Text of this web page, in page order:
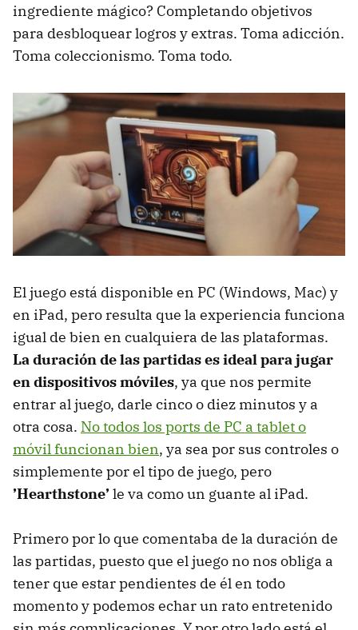
ingrediente mágico? Completando objetivos
para desbloquear logros y extras. Toma adicción.
Toma coleccionismo. Toma todo.
El juego está disponible en PC (Windows, Mac) y
en iPad, pero resulta que la experiencia funciona
igual de bien en cualquiera de las plataformas.
La duración de las partidas es ideal para jugar
en dispositivos móviles, ya que nos permite
entrar al juego, darle cinco o diez minutos y a
otra cosa. No todos los ports de PC a tablet o
móvil funcionan bien, ya sea por sus controles o
simplemente por el tipo de juego, pero
’Hearthstone’ le va como un guante al iPad.
Primero por lo que comentaba de la duración de
las partidas, puesto que el juego no nos obliga a
tener que estar pendientes de él en todo
momento y podemos echar un rato entretenido